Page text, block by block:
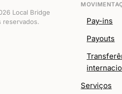
Local Bridge
reservados.
Pay-ins
Payouts
Serviços